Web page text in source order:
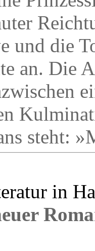
und die
an. Die
steht:
in